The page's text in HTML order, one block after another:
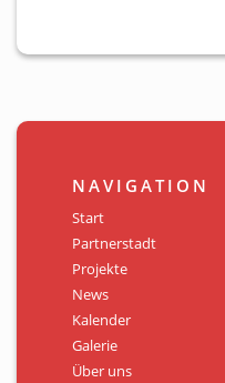
NAVIGATION
Start
Partnerstadt
Projekte
News
Kalender
Galerie
Über uns